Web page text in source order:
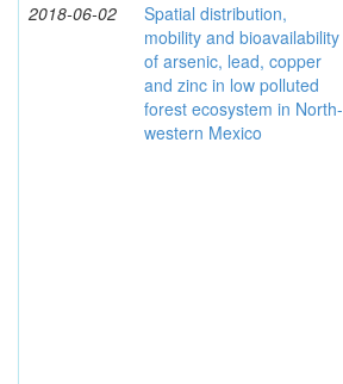
2018-06-02
Spatial distribution,
mobility and bioavailability
of arsenic, lead, copper
and zinc in low polluted
forest ecosystem in North-
western Mexico